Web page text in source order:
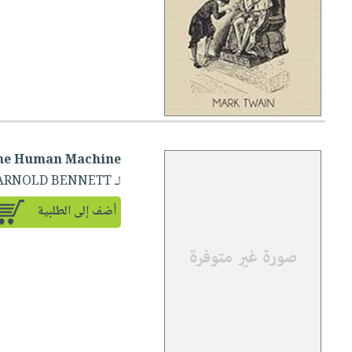
Human Machine
لـ ARNOLD BENNETT
أضف إلى الطلبية